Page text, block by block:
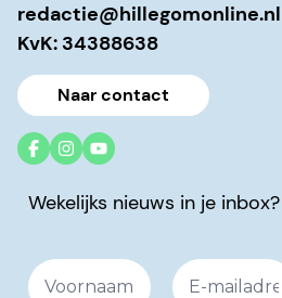
redactie@hillegomonline.nl
KvK: 34388638
Naar contact
Wekelijks nieuws in je inbox?